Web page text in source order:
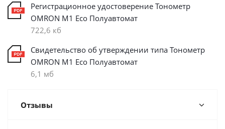
Регистрационное удостоверение Тонометр
OMRON M1 Eco Полуавтомат
722,6 кб
Свидетельство об утверждении типа Тонометр
OMRON M1 Eco Полуавтомат
6,1 мб
Отзывы